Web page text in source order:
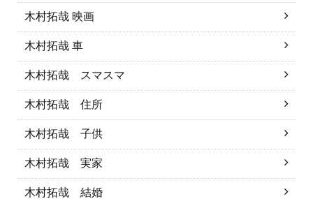
木村拓哉 映画
木村拓哉 車
木村拓哉 スマスマ
木村拓哉 住所
木村拓哉 子供
木村拓哉 実家
木村拓哉 結婚